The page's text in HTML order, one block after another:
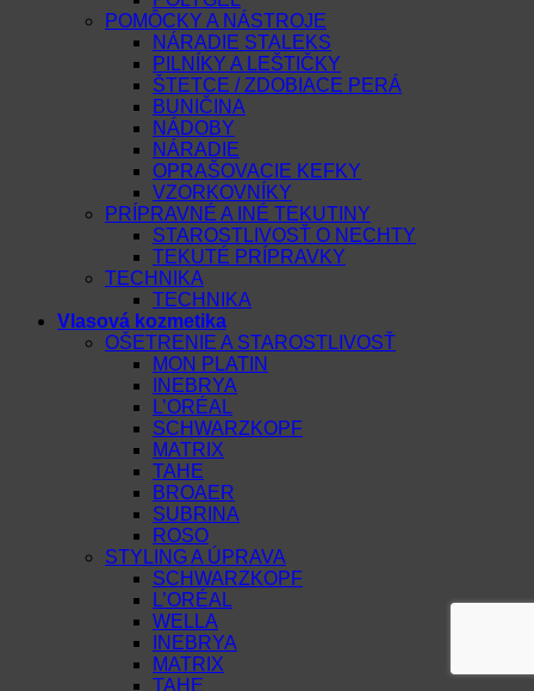
POMÔCKY A NÁSTROJE
NÁRADIE STALEKS
PILNÍKY A LEŠTIČKY
ŠTETCE / ZDOBIACE PERÁ
BUNIČINA
NÁDOBY
NÁRADIE
OPRAŠOVACIE KEFKY
VZORKOVNÍKY
PRÍPRAVNÉ A INÉ TEKUTINY
STAROSTLIVOSŤ O NECHTY
TEKUTÉ PRÍPRAVKY
TECHNIKA
TECHNIKA
Vlasová kozmetika
OŠETRENIE A STAROSTLIVOSŤ
MON PLATIN
INEBRYA
L’ORÉAL
SCHWARZKOPF
MATRIX
TAHE
BROAER
SUBRINA
ROSO
STYLING A ÚPRAVA
SCHWARZKOPF
L’ORÉAL
WELLA
INEBRYA
MATRIX
TAHE